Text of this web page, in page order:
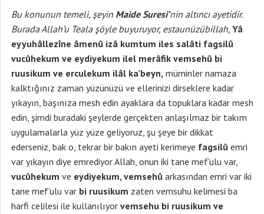
Bu konunun temeli, şeyin Maide Suresi’nin altıncı ayetidir.
Burada Allah’u Teala şöyle buyuruyor, estaunüzübillah, Yâ
eyyuhâllezîne âmenû izâ kumtum iles salâti fagsilû
vucûhekum ve eydiyekum ilel merâfik vemsehû bi
ruusikum ve erculekum ilâl ka’beyn, müminler namaza
kalktığınız zaman yüzünüzü ve ellerinizi dirseklere kadar
yıkayın, başınıza mesh edin ayaklara da topuklara kadar mesh
edin, şimdi buradaki şeylerde gerçekten anlaşılmaz bir takım
uygulamalarla yüz yüze geliyoruz, şu şeye bir dikkat
ederseniz, bak o, tekrar bir bakın ayeti kerimeye fagsilû emri
var yıkayın diye emrediyor Allah, onun iki tane mef’ulu var,
vucûhekum ve eydiyekum, vemsehû arkasından emri var iki
tane mef’ulu var bi ruusikum zaten vemsuhu kelimesi ba
harfi celilesi ile kullanılıyor vemsehu bi ruusikum ve